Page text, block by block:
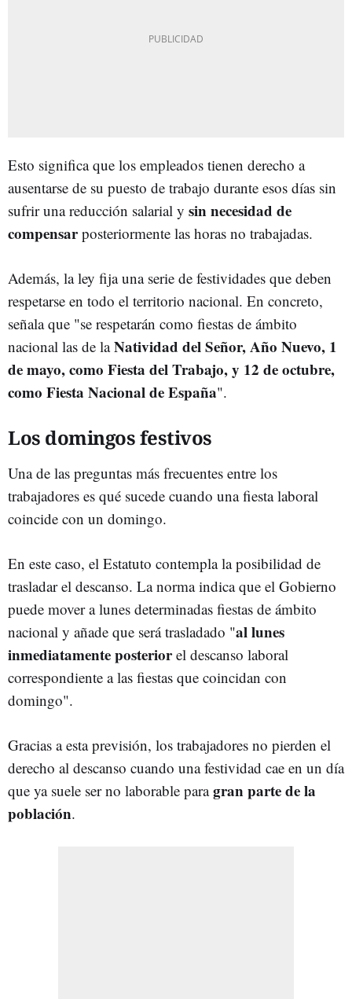
Esto significa que los empleados tienen derecho a
ausentarse de su puesto de trabajo durante esos días sin
sufrir una reducción salarial y sin necesidad de
compensarposteriormente las horas no trabajadas.
Además, la ley fija una serie de festividades que deben
respetarse en todo el territorio nacional. En concreto,
señala que "se respetarán como fiestas de ámbito
nacional las de laNatividad del Señor, Año Nuevo, 1
de mayo, como Fiesta del Trabajo, y 12 de octubre,
como Fiesta Nacional de España".
Los domingos festivos
Una de las preguntas más frecuentes entre los
trabajadores es qué sucede cuando una fiesta laboral
coincide con un domingo.
En este caso, el Estatuto contempla la posibilidad de
trasladar el descanso. La norma indica que el Gobierno
puede mover a lunes determinadas fiestas de ámbito
nacional y añade que será trasladado "al lunes
inmediatamente posteriorel descanso laboral
correspondiente a las fiestas que coincidan con
domingo".
Gracias a esta previsión, los trabajadores no pierden el
derecho al descanso cuando una festividad cae en un día
que ya suele ser no laborable paragran parte de la
población.